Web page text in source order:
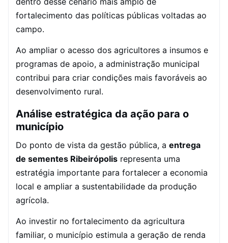
fortalecimento das políticas públicas voltadas ao
campo.
Ao ampliar o acesso dos agricultores a insumos e
programas de apoio, a administração municipal
contribui para criar condições mais favoráveis ao
desenvolvimento rural.
Análise estratégica da ação para o
município
Do ponto de vista da gestão pública, a entrega
de sementes Ribeirópolis representa uma
estratégia importante para fortalecer a economia
local e ampliar a sustentabilidade da produção
agrícola.
Ao investir no fortalecimento da agricultura
familiar, o município estimula a geração de renda